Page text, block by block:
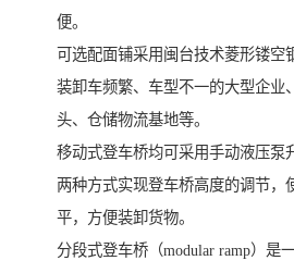
便。
可选配面铺采用闽台技术菱形镂空
装卸车频繁、车型不一的大型企业
头、仓储物流基地等。
移动式登车桥均可采用手动液压泵
两种方式实现登车桥高度的调节，
平，方便装卸货物。
分段式登车桥（modular ramp）是